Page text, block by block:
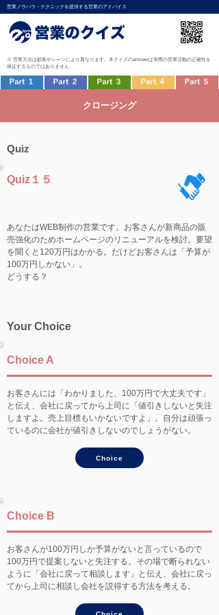
営業ノウハウ・テクニックを提供する営業のアドバイス
※ 営業方法は顧客やシーンにより異なります。本クイズのanswerは実際の営業活動の正確性を
保証するものではありません。
クロージング
Quiz
Quiz１５
あなたはWEB制作の営業です。お客さんが新商品の販
売強化のためホームページのリニューアルを検討。要望
を聞くと120万円はかかる。だけどお客さんは「予算が
100万円しかない」。
どうする？
Your Choice
Choice A
お客さんには「わかりました、100万円で大丈夫です」
と伝え、会社に戻ってから上司に「値引きしないと失注
しますよ。売上目標もいかないですよ」。自分は頑張っ
ているのに会社が値引きしないのでしょうがない。
Choice
Choice B
お客さんが100万円しか予算がないと言っているので
100万円で提案しないと失注する。その場で断られない
ように「会社に戻って相談します」と伝え、会社に戻っ
てから上司に相談し会社を説得する方法を考える。